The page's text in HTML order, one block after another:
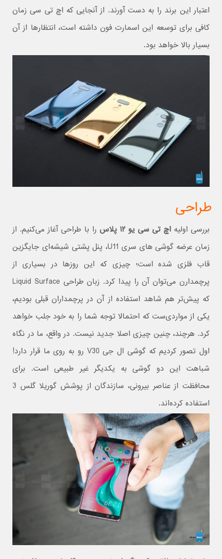
اعتبار این برند را به دست آورند. از آنجایی که اچ تی سی زمان
کافی برای توسعه این اسمارت فون داشته است، انتظارها از آن
بسیار بالا خواهد بود.
طراحی
بررسی اولیهاچ تی سی یو ۱۲ پلاس
را با طراحی آغاز می‌کنیم. از
زمان عرضه گوشی های سری U11، پنل پشتی شیشه‌ای جایگزین
قاب فلزی شده است؛ چیزی که این روزها در بسیاری از
پرچمدارن می‌توان آن را پیدا کرد. زبان طراحی Liquid Surface
که پیش‌تر هم شاهد استفاده از آن در پرچمداران قبلی بودیم،
یکی از مواردی‌ست که احتمالا توجه شما را به خود جلب خواهد
کرد. هرچند، چنین چیزی اصلا جدید نیست. در واقع، ما در نگاه
اول تصور کردیم که گوشی ال جی V30 رو به روی ما قرار دارد!
شباهت این دو گوشی به یکدیگر غیر طبیعی است. برای
محافظت از عناصر بیرونی، سازندگان از پوشش گوریلا گلس 3
استفاده کرده‌اند.